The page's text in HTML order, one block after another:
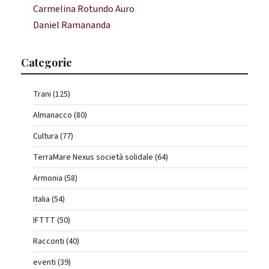
Carmelina Rotundo Auro
Daniel Ramananda
Categorie
Trani (125)
Almanacco (80)
Cultura (77)
TerraMare Nexus società solidale (64)
Armonia (58)
Italia (54)
IFTTT (50)
Racconti (40)
eventi (39)